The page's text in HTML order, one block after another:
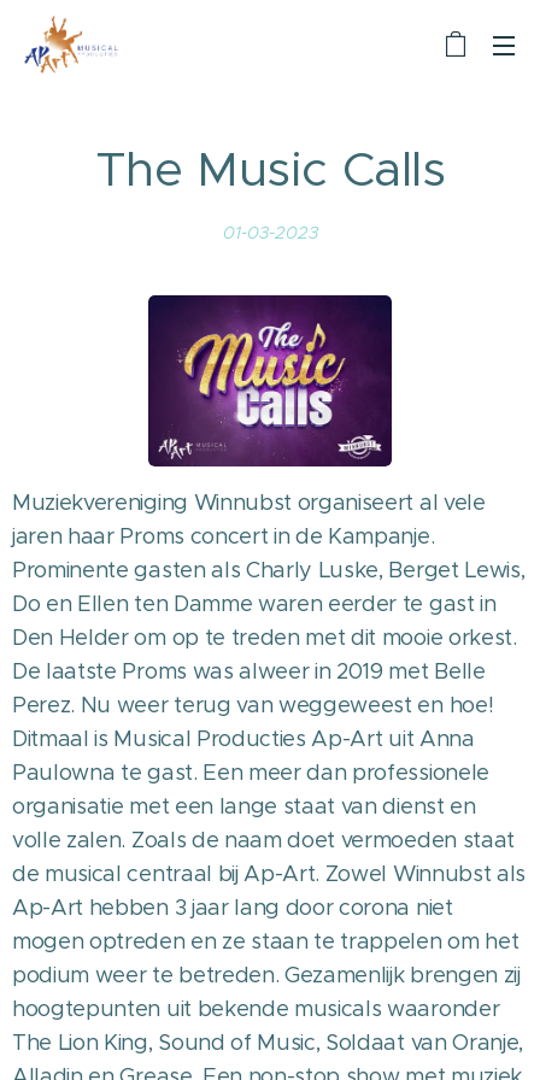
The Music Calls
01-03-2023
Muziekvereniging Winnubst organiseert al vele
jaren haar Proms concert in de Kampanje.
Prominente gasten als Charly Luske, Berget Lewis,
Do en Ellen ten Damme waren eerder te gast in
Den Helder om op te treden met dit mooie orkest.
De laatste Proms was alweer in 2019 met Belle
Perez. Nu weer terug van weggeweest en hoe!
Ditmaal is Musical Producties Ap-Art uit Anna
Paulowna te gast. Een meer dan professionele
organisatie met een lange staat van dienst en
volle zalen. Zoals de naam doet vermoeden staat
de musical centraal bij Ap-Art. Zowel Winnubst als
Ap-Art hebben 3 jaar lang door corona niet
mogen optreden en ze staan te trappelen om het
podium weer te betreden. Gezamenlijk brengen zij
hoogtepunten uit bekende musicals waaronder
The Lion King, Sound of Music, Soldaat van Oranje,